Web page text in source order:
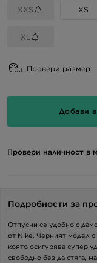
XXS XS
XL
Провери размер
Добави
Провери наличност в
Подробности за
Отпусни се удобно с
от Nike. Черният модел
която осигурява супер
свободно без да стяга,